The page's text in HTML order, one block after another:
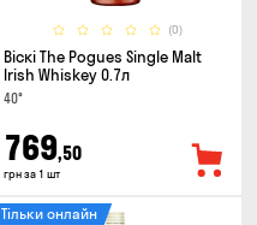
(0)
Віскі The Pogues Single Malt
Irish Whiskey 0.7л
40°
769,50
грн за 1 шт
Тільки онлайн